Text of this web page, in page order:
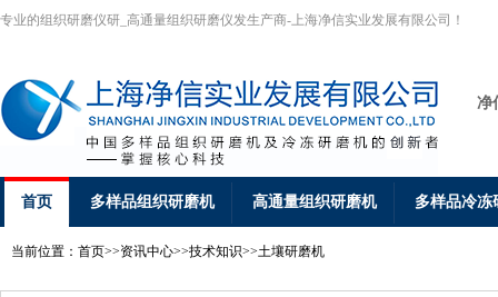
专业的组织研磨仪研_高通量组织研磨仪发生产商-上海净信实业发展有限公司！
净
首页 多样品组织研磨机 高通量组织研磨机 多样品冷冻
当前位置： 首页>>资讯中心>>技术知识>>土壤研磨机